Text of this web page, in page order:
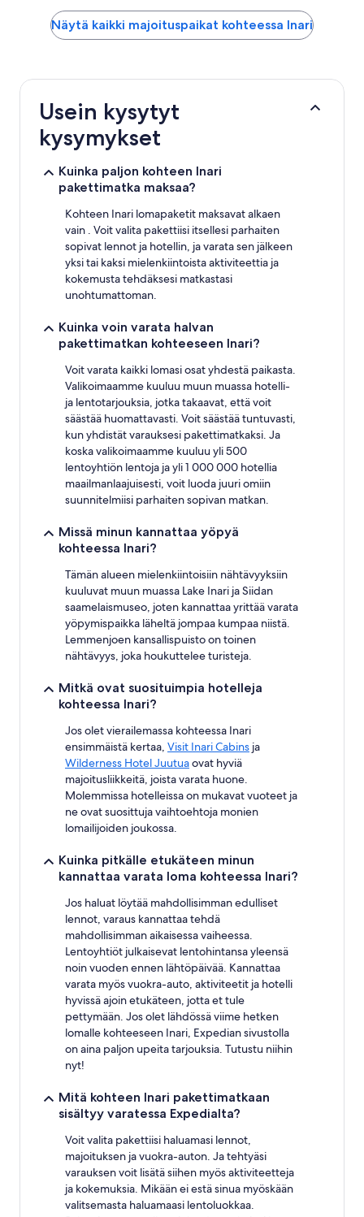
viimeisten
aikuiselle.
saatavuus
Näytä kaikki majoituspaikat kohteessa Inari
Usein kysytyt
kysymykset
Kuinka paljon kohteen Inari
pakettimatka maksaa?
Kohteen Inari lomapaketit maksavat alkaen
vain . Voit valita pakettiisi itsellesi parhaiten
sopivat lennot ja hotellin, ja varata sen jälkeen
yksi tai kaksi mielenkiintoista aktiviteettia ja
kokemusta tehdäksesi matkastasi
unohtumattoman.
Kuinka voin varata halvan
pakettimatkan kohteeseen Inari?
Voit varata kaikki lomasi osat yhdestä paikasta.
Valikoimaamme kuuluu muun muassa hotelli-
ja lentotarjouksia, jotka takaavat, että voit
säästää huomattavasti. Voit säästää tuntuvasti,
kun yhdistät varauksesi pakettimatkaksi. Ja
koska valikoimaamme kuuluu yli 500
lentoyhtiön lentoja ja yli 1 000 000 hotellia
maailmanlaajuisesti, voit luoda juuri omiin
suunnitelmiisi parhaiten sopivan matkan.
Missä minun kannattaa yöpyä
kohteessa Inari?
Tämän alueen mielenkiintoisiin nähtävyyksiin
kuuluvat muun muassa Lake Inari ja Siidan
saamelaismuseo, joten kannattaa yrittää varata
yöpymispaikka läheltä jompaa kumpaa niistä.
Lemmenjoen kansallispuisto on toinen
nähtävyys, joka houkuttelee turisteja.
Mitkä ovat suosituimpia hotelleja
kohteessa Inari?
Jos olet vierailemassa kohteessa Inari
ensimmäistä kertaa, Visit Inari Cabins ja
Wilderness Hotel Juutuaovat hyviä
majoitusliikkeitä, joista varata huone.
Molemmissa hotelleissa on mukavat vuoteet ja
ne ovat suosittuja vaihtoehtoja monien
lomailijoiden joukossa.
Kuinka pitkälle etukäteen minun
kannattaa varata loma kohteessa Inari?
Jos haluat löytää mahdollisimman edulliset
lennot, varaus kannattaa tehdä
mahdollisimman aikaisessa vaiheessa.
Lentoyhtiöt julkaisevat lentohintansa yleensä
noin vuoden ennen lähtöpäivää. Kannattaa
varata myös vuokra-auto, aktiviteetit ja hotelli
hyvissä ajoin etukäteen, jotta et tule
pettymään. Jos olet lähdössä viime hetken
lomalle kohteeseen Inari, Expedian sivustolla
on aina paljon upeita tarjouksia. Tutustu niihin
nyt!
Mitä kohteen Inari pakettimatkaan
sisältyy varatessa Expedialta?
Voit valita pakettiisi haluamasi lennot,
majoituksen ja vuokra-auton. Ja tehtyäsi
varauksen voit lisätä siihen myös aktiviteetteja
ja kokemuksia. Mikään ei estä sinua myöskään
valitsemasta haluamaasi lentoluokkaa.